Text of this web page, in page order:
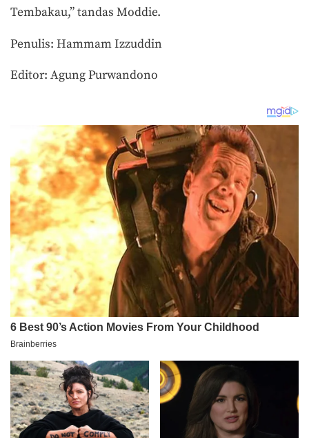
Tembakau,” tandas Moddie.
Penulis: Hammam Izzuddin
Editor: Agung Purwandono